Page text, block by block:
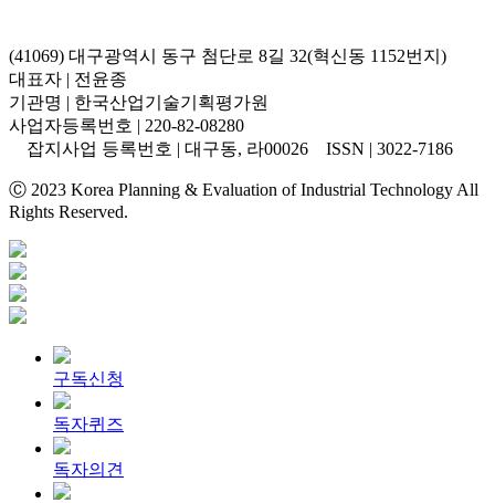
(41069) 대구광역시 동구 첨단로 8길 32(혁신동 1152번지)
대표자 | 전윤종
기관명 | 한국산업기술기획평가원
사업자등록번호 | 220-82-08280
잡지사업 등록번호 | 대구동, 라00026 ISSN | 3022-7186
Ⓒ 2023 Korea Planning & Evaluation of Industrial Technology All
Rights Reserved.
구독신청
독자퀴즈
독자의견